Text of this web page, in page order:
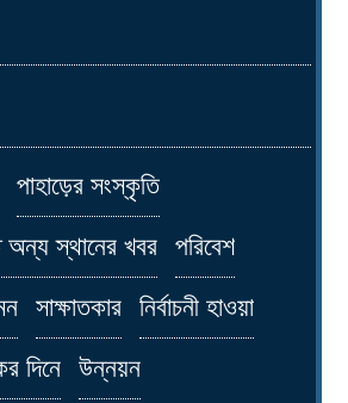
পাহাড়ের সংস্কৃতি
অন্য স্থানের খবর পরিবেশ
সাক্ষাতকার নির্বাচনী হাওয়া
দিনে উন্নয়ন